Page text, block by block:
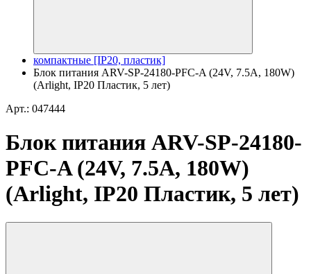
компактные [IP20, пластик]
Блок питания ARV-SP-24180-PFC-A (24V, 7.5A, 180W)
(Arlight, IP20 Пластик, 5 лет)
Арт.: 047444
Блок питания ARV-SP-24180-
PFC-A (24V, 7.5A, 180W)
(Arlight, IP20 Пластик, 5 лет)